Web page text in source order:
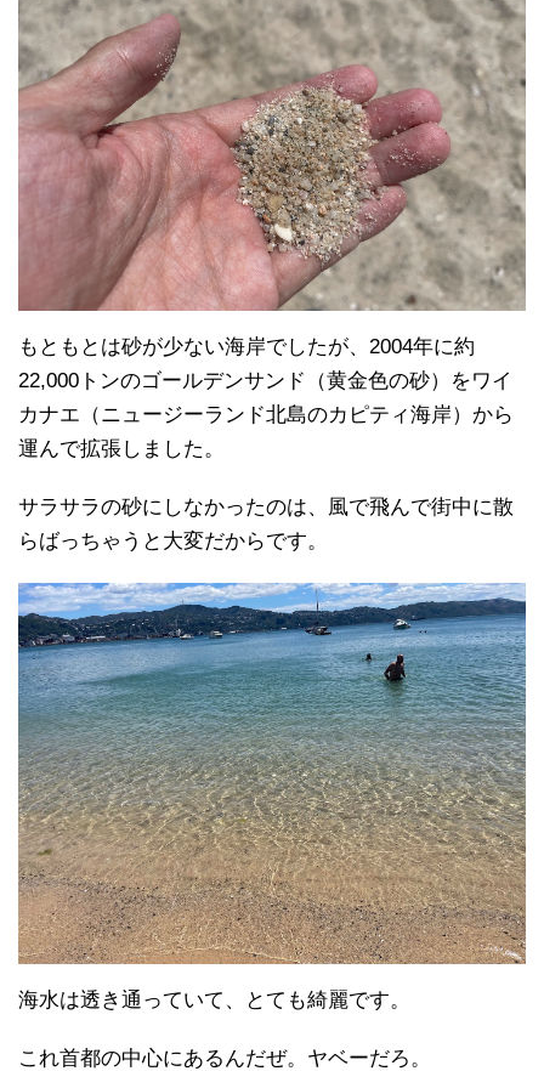
もともとは砂が少ない海岸でしたが、2004年に約
22,000トンのゴールデンサンド（黄金色の砂）をワイ
カナエ（ニュージーランド北島のカピティ海岸）から
運んで拡張しました。
サラサラの砂にしなかったのは、風で飛んで街中に散
らばっちゃうと大変だからです。
海水は透き通っていて、とても綺麗です。
これ首都の中心にあるんだぜ。ヤベーだろ。